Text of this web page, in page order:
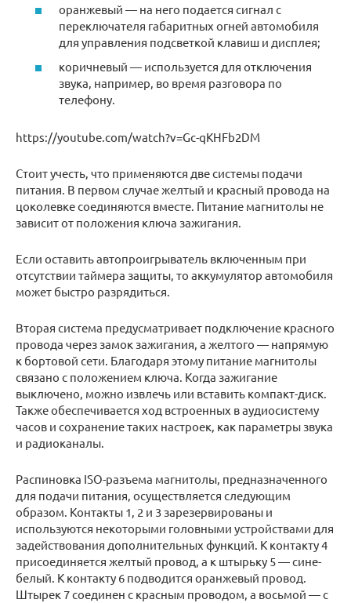
оранжевый — на него подается сигнал с
переключателя габаритных огней автомобиля
для управления подсветкой клавиш и дисплея;
коричневый — используется для отключения
звука, например, во время разговора по
телефону.
https://youtube.com/watch?v=Gc-qKHFb2DM
Стоит учесть, что применяются две системы подачи
питания. В первом случае желтый и красный провода на
цоколевке соединяются вместе. Питание магнитолы не
зависит от положения ключа зажигания.
Если оставить автопроигрыватель включенным при
отсутствии таймера защиты, то аккумулятор автомобиля
может быстро разрядиться.
Вторая система предусматривает подключение красного
провода через замок зажигания, а желтого — напрямую
к бортовой сети. Благодаря этому питание магнитолы
связано с положением ключа. Когда зажигание
выключено, можно извлечь или вставить компакт-диск.
Также обеспечивается ход встроенных в аудиосистему
часов и сохранение таких настроек, как параметры звука
и радиоканалы.
Распиновка ISO-разъема магнитолы, предназначенного
для подачи питания, осуществляется следующим
образом. Контакты 1, 2 и 3 зарезервированы и
используются некоторыми головными устройствами для
задействования дополнительных функций. К контакту 4
присоединяется желтый провод, а к штырьку 5 — сине-
белый. К контакту 6 подводится оранжевый провод.
Штырек 7 соединен с красным проводом, а восьмой — с